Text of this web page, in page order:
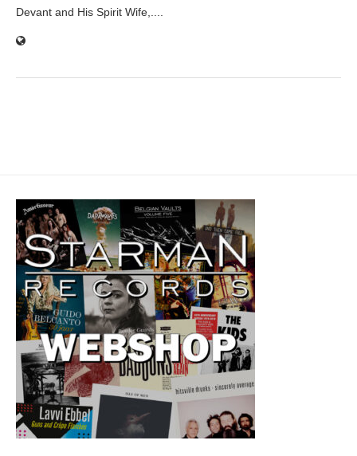
Devant and His Spirit Wife,....